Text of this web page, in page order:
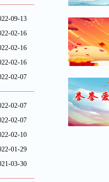
09-13
02-16
02-16
02-16
02-07
02-07
02-07
02-10
01-29
03-30